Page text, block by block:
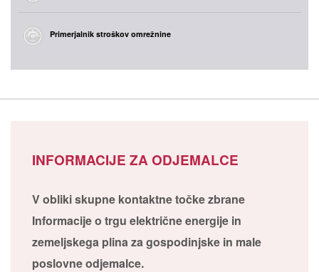
Primerjalnik stroškov omrežnine
INFORMACIJE ZA ODJEMALCE
V obliki skupne kontaktne točke zbrane
Informacije o trgu električne energije in
zemeljskega plina za gospodinjske in male
poslovne odjemalce.